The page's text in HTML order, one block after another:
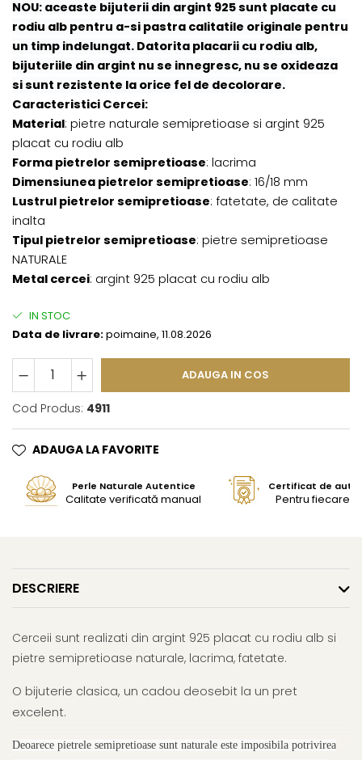
NOU: aceaste bijuterii din argint 925 sunt placate cu
rodiu alb pentru a-si pastra calitatile originale pentru
un timp indelungat. Datorita placarii cu rodiu alb,
bijuteriile din argint nu se innegresc, nu se oxideaza
si sunt rezistente la orice fel de decolorare.
Caracteristici Cercei:
Material: pietre naturale semipretioase si argint 925
placat cu rodiu alb
Forma pietrelor semipretioase: lacrima
Dimensiunea pietrelor semipretioase: 16/18 mm
Lustrul pietrelor semipretioase: fatetate, de calitate
inalta
Tipul pietrelor semipretioase: pietre semipretioase
NATURALE
Metal cercei: argint 925 placat cu rodiu alb
IN STOC
Data de livrare:poimaine, 11.08.2026
ADAUGA IN COS
Cod Produs: 4911
ADAUGA LA FAVORITE
Perle Naturale Autentice
Calitate verificată manual
Certificat de
Pentru fiecare
DESCRIERE
Cerceii sunt realizati din argint 925 placat cu rodiu alb si
pietre semipretioase naturale, lacrima, fatetate.
O bijuterie clasica, un cadou deosebit la un pret
excelent.
Deoarece pietrele semipretioase sunt naturale este imposibila potrivirea